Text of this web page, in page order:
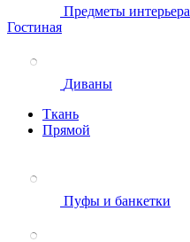
Предметы интерьера
Гостиная
Диваны
Ткань
Прямой
Пуфы и банкетки